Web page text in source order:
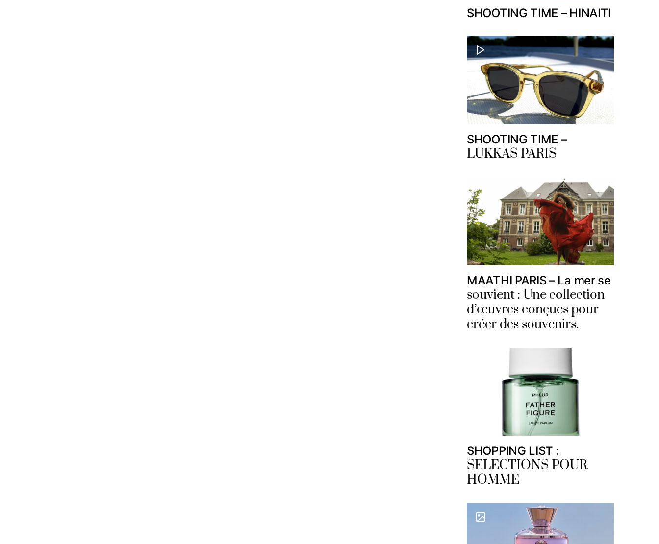
SHOOTING TIME – HINAITI
SHOOTING TIME –
LUKKAS PARIS
MAATHI PARIS – La mer se
souvient : Une collection
d’œuvres conçues pour
créer des souvenirs.
SHOPPING LIST :
SELECTIONS POUR
HOMME